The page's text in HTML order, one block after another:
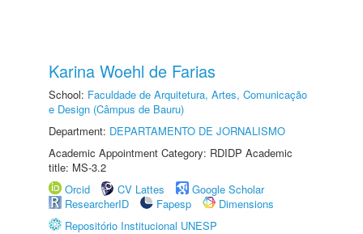
Karina Woehl de Farias
School: Faculdade de Arquitetura, Artes, Comunicação
e Design (Câmpus de Bauru)
Department: DEPARTAMENTO DE JORNALISMO
Academic Appointment Category: RDIDP Academic
title: MS-3.2
Orcid
CV Lattes
Google Scholar
ResearcherID
Fapesp
Dimensions
Repositório Institucional UNESP